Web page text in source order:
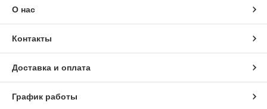
О нас
Контакты
Доставка и оплата
График работы